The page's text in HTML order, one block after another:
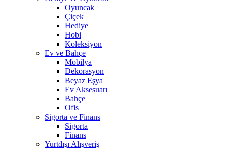
Oyuncak
Çiçek
Hediye
Hobi
Koleksiyon
Ev ve Bahçe
Mobilya
Dekorasyon
Beyaz Eşya
Ev Aksesuarı
Bahçe
Ofis
Sigorta ve Finans
Sigorta
Finans
Yurtdışı Alışveriş